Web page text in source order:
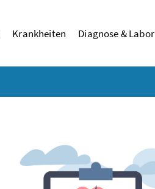
Krankheiten Diagnose & Labor